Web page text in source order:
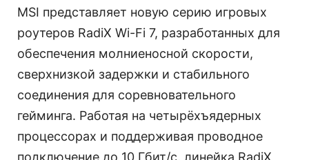
MSI представляет новую серию игровых
роутеров RadiX Wi-Fi 7, разработанных для
обеспечения молниеносной скорости,
сверхнизкой задержки и стабильного
соединения для соревновательного
гейминга. Работая на четырёхъядерных
процессорах и поддерживая проводное
подключение до 10 Гбит/с, линейка RadiX